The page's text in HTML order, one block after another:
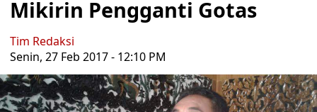
Mikirin Pengganti Gotas
Tim Redaksi
Senin, 27 Feb 2017 - 12:10 PM